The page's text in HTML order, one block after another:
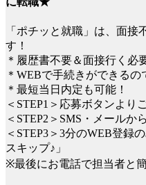
「ポチッと就職」は、面
す！
＊履歴書不要＆面接行く必
＊WEBで手続きができるの
＊最短当日内定も可能！
＜STEP1＞応募ボタンより
＜STEP2＞SMS・メールか
＜STEP3＞3分のWEB登録
スキップ♪」
※最後にお電話で担当者と